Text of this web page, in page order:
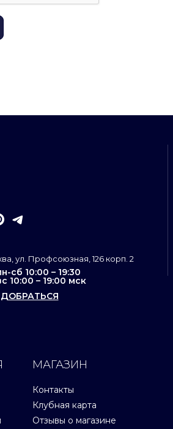
МАГАЗИН
Контакты
Клубная карта
Отзывы о магазине
ул. Профсоюзная, 126 корп. 2
сб 10:00 – 19:30
10:00 – 19:00 мск